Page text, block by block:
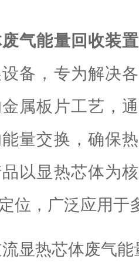
气能量回收装置
备，专为解决
属板片工艺，
量交换，确保
以显热芯体为
位，广泛应用于